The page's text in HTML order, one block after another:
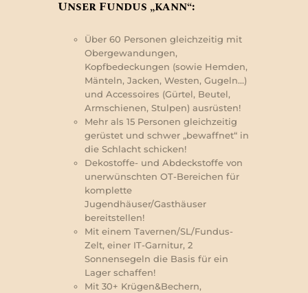
Unser Fundus „kann“:
Über 60 Personen gleichzeitig mit
Obergewandungen,
Kopfbedeckungen (sowie Hemden,
Mänteln, Jacken, Westen, Gugeln…)
und Accessoires (Gürtel, Beutel,
Armschienen, Stulpen) ausrüsten!
Mehr als 15 Personen gleichzeitig
gerüstet und schwer „bewaffnet“ in
die Schlacht schicken!
Dekostoffe- und Abdeckstoffe von
unerwünschten OT-Bereichen für
komplette
Jugendhäuser/Gasthäuser
bereitstellen!
Mit einem Tavernen/SL/Fundus-
Zelt, einer IT-Garnitur, 2
Sonnensegeln die Basis für ein
Lager schaffen!
Mit 30+ Krügen&Bechern,